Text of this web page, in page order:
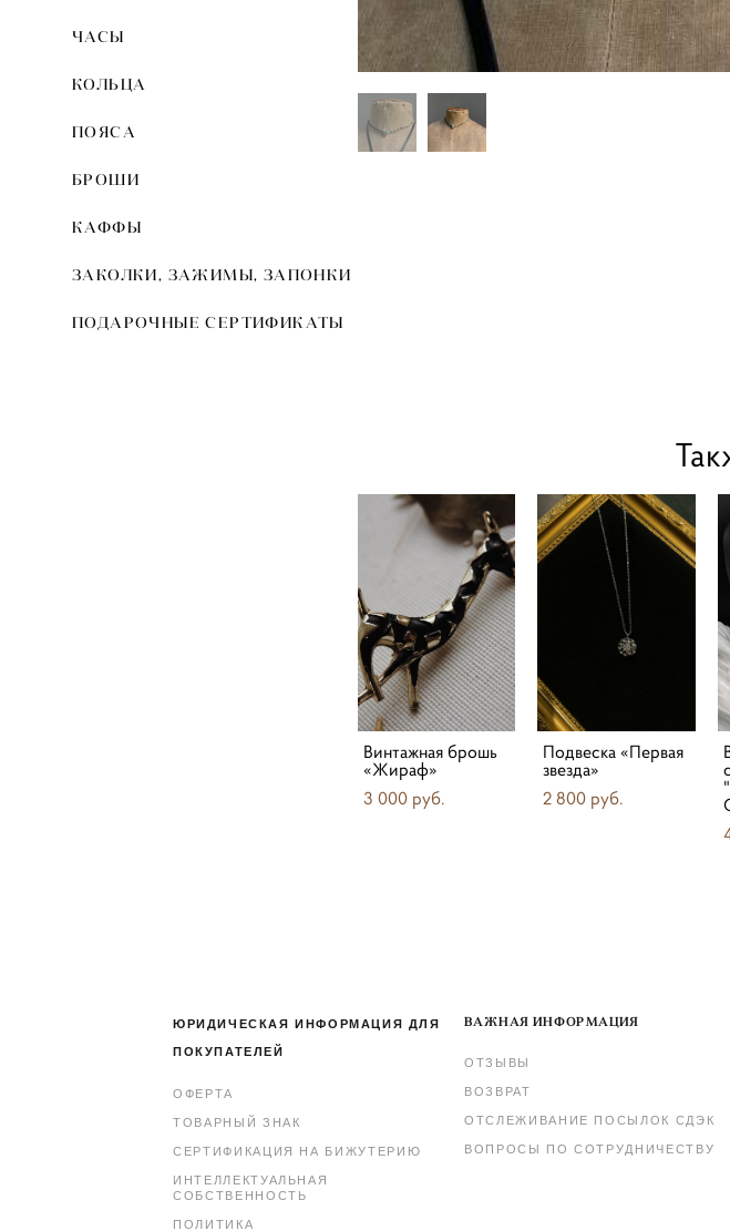
ЧАСЫ
КОЛЬЦА
ПОЯСА
БРОШИ
КАФФЫ
ЗАКОЛКИ, ЗАЖИМЫ, ЗАПОНКИ
ПОДАРОЧНЫЕ СЕРТИФИКАТЫ
Винтажная брошь
«Жираф»
3 000 pуб.
Подвеска «Первая
звезда»
2 800 pуб.
ЮРИДИЧЕСКАЯ ИНФОРМАЦИЯ ДЛЯ
ПОКУПАТЕЛЕЙ
ОФЕРТА
ТОВАРНЫЙ ЗНАК
СЕРТИФИКАЦИЯ НА БИЖУТЕРИЮ
ИНТЕЛЛЕКТУАЛЬНАЯ
СОБСТВЕННОСТЬ
ПОЛИТИКА
ВАЖНАЯ ИНФОРМАЦИЯ
ОТЗЫВЫ
ВОЗВРАТ
ОТСЛЕЖИВАНИЕ ПОСЫЛОК СДЭК
ВОПРОСЫ ПО СОТРУДНИЧЕСТВУ